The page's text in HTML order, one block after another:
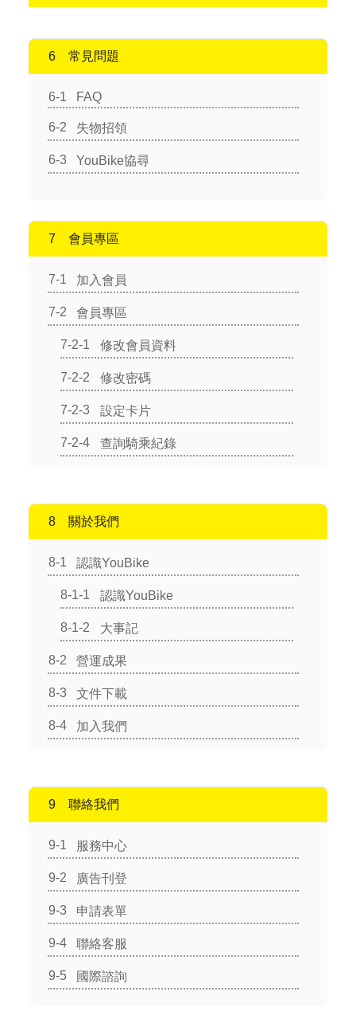
常見問題
FAQ
失物招領
YouBike協尋
會員專區
加入會員
會員專區
修改會員資料
修改密碼
設定卡片
查詢騎乘紀錄
關於我們
認識YouBike
認識YouBike
大事記
營運成果
文件下載
加入我們
聯絡我們
服務中心
廣告刊登
申請表單
聯絡客服
國際諮詢